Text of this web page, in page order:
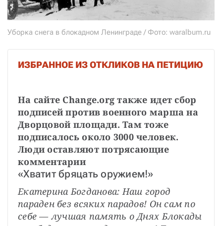
Уборка снега в блокадном Ленинграде / Фото: waralbum.ru
ИЗБРАННОЕ ИЗ ОТКЛИКОВ НА ПЕТИЦИЮ
На сайте Change.org также идет сбор
подписей против военного марша на
Дворцовой площади. Там тоже
подписалось около 3000 человек.
Люди оставляют потрясающие
комментарии
«Хватит бряцать оружием!»
Екатерина Богданова: Наш город
параден без всяких парадов! Он сам по
себе — лучшая память о Днях Блокады